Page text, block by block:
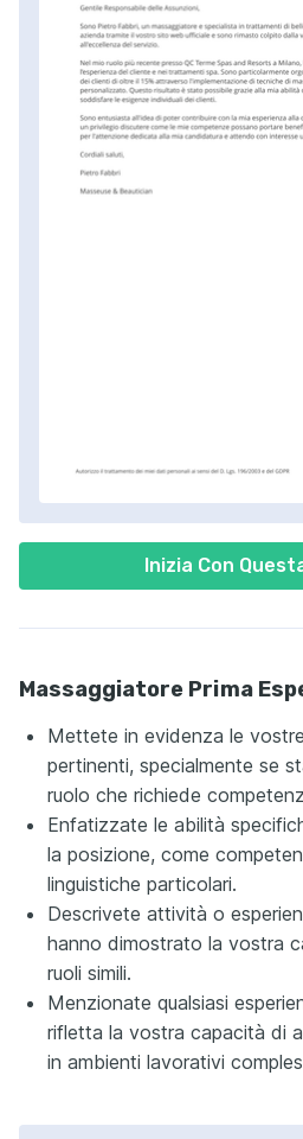
Inizia Con
Massaggiatore Prima
Mettete in evidenza le
pertinenti, specialmente se
ruolo che richiede
Enfatizzate le abilità
la posizione, come
linguistiche particolari.
Descrivete attività o
hanno dimostrato la vostra
ruoli simili.
Menziоnate qualsiasi
rifletta la vostra capacità di
in ambienti lavorativi